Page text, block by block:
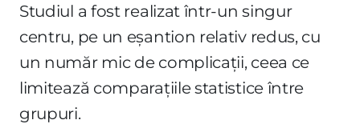
Studiul a fost realizat într-un singur
centru, pe un eșantion relativ redus, cu
un număr mic de complicații, ceea ce
limitează comparațiile statistice între
grupuri.